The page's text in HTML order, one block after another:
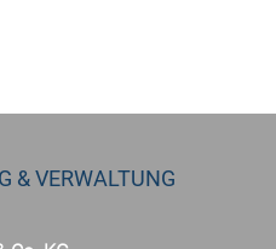
& VERWALTUNG